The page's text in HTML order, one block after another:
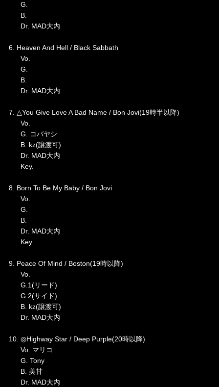
G.
B.
Dr. MAD大内
6. Heaven And Hell / Black Sabbath
Vo.
G.
B.
Dr. MAD大内
7. △You Give Love A Bad Name / Bon Jovi(19時半以降)
Vo.
G. コバヤシ
B. kz(譲渡可)
Dr. MAD大内
Key.
8. Born To Be My Baby / Bon Jovi
Vo.
G.
B.
Dr. MAD大内
Key.
9. Peace Of Mind / Boston(19時以降)
Vo.
G.1(リード)
G.2(サイド)
B. kz(譲渡可)
Dr. MAD大内
10. ◎Highway Star / Deep Purple(20時以降)
Vo. マリコ
G. Tony
B. 美甘
Dr. MAD大内